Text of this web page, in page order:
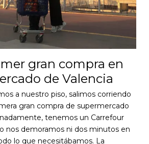
gran compra en
de Valencia
a nuestro piso, salimos corriendo
gran compra de supermercado
tenemos un Carrefour
nos demoramos ni dos minutos en
lo que necesitábamos. La